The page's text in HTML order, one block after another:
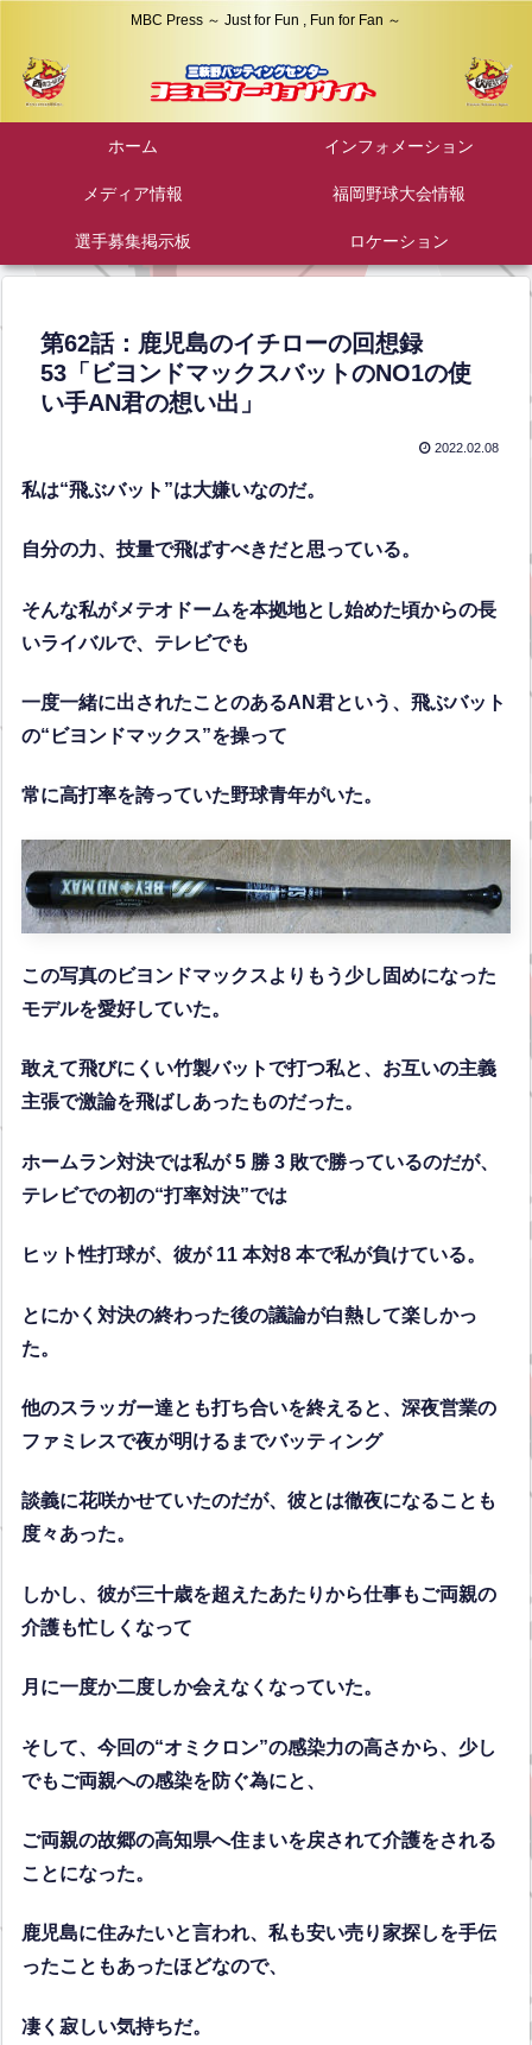
MBC Press ～ Just for Fun , Fun for Fan ～
ホーム インフォメーション
メディア情報 福岡野球大会情報
選手募集掲示板 ロケーション
第62話：鹿児島のイチローの回想録
53「ビヨンドマックスバットのNO1の使
い手AN君の想い出」
2022.02.08
私は“飛ぶバット”は大嫌いなのだ。
自分の力、技量で飛ばすべきだと思っている。
そんな私がメテオドームを本拠地とし始めた頃からの長
いライバルで、テレビでも
一度一緒に出されたことのあるAN君という、飛ぶバット
の“ビヨンドマックス”を操って
常に高打率を誇っていた野球青年がいた。
この写真のビヨンドマックスよりもう少し固めになった
モデルを愛好していた。
敢えて飛びにくい竹製バットで打つ私と、お互いの主義
主張で激論を飛ばしあったものだった。
ホームラン対決では私が 5 勝 3 敗で勝っているのだが、
テレビでの初の“打率対決”では
ヒット性打球が、彼が 11 本対8 本で私が負けている。
とにかく対決の終わった後の議論が白熱して楽しかっ
た。
他のスラッガー達とも打ち合いを終えると、深夜営業の
ファミレスで夜が明けるまでバッティング
談義に花咲かせていたのだが、彼とは徹夜になることも
度々あった。
しかし、彼が三十歳を超えたあたりから仕事もご両親の
介護も忙しくなって
月に一度か二度しか会えなくなっていた。
そして、今回の“オミクロン”の感染力の高さから、少し
でもご両親への感染を防ぐ為にと、
ご両親の故郷の高知県へ住まいを戻されて介護をされる
ことになった。
鹿児島に住みたいと言われ、私も安い売り家探しを手伝
ったこともあったほどなので、
凄く寂しい気持ちだ。